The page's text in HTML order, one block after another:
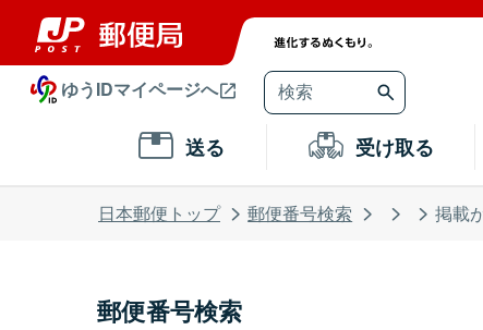
ゆうIDマイページへ
送る 受け取る
日本郵便トップ 郵便番号検索 掲載
郵便番号検索